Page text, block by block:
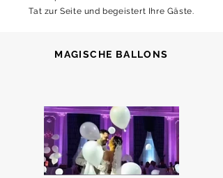
Tat zur Seite und begeistert Ihre Gäste.
MAGISCHE BALLONS